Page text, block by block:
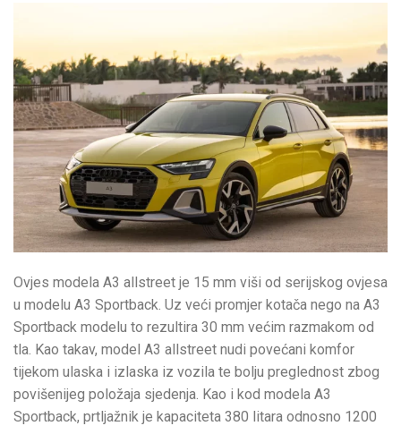
Ovjes modela A3 allstreet je 15 mm viši od serijskog ovjesa
u modelu A3 Sportback. Uz veći promjer kotača nego na A3
Sportback modelu to rezultira 30 mm većim razmakom od
tla. Kao takav, model A3 allstreet nudi povećani komfor
tijekom ulaska i izlaska iz vozila te bolju preglednost zbog
povišenijeg položaja sjedenja. Kao i kod modela A3
Sportback, prtljažnik je kapaciteta 380 litara odnosno 1200